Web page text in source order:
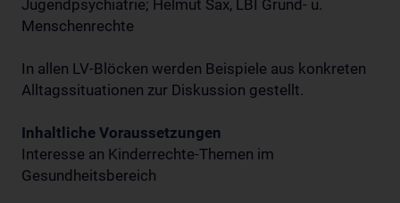
Jugendpsychiatrie; Helmut Sax, LBI Grund- u.
Menschenrechte
In allen LV-Blöcken werden Beispiele aus konkreten
Alltagssituationen zur Diskussion gestellt.
Inhaltliche Voraussetzungen
Interesse an Kinderrechte-Themen im
Gesundheitsbereich